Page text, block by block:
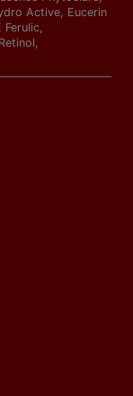
Active Eucerin
Ferulic